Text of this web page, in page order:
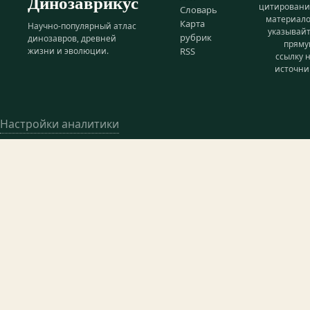
Научно-популярный атлас
динозавров, древней
жизни и эволюции.
Словарь
Карта
рубрик
RSS
ссылку
Настройки аналитики